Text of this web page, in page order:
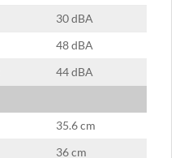
30 dBA
48 dBA
44 dBA
35.6 cm
36 cm